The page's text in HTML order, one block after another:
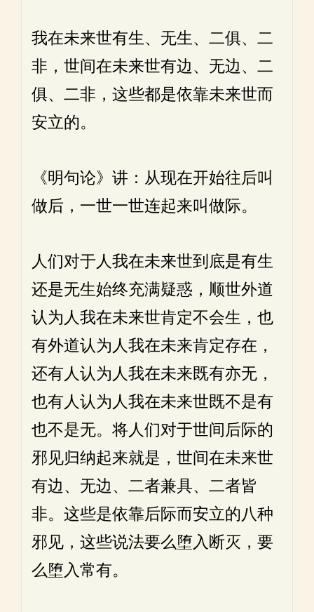
我在未来世有生、无生、二俱、二
非，世间在未来世有边、无边、二
俱、二非，这些都是依靠未来世而
安立的。
《明句论》讲：从现在开始往后叫
做后，一世一世连起来叫做际。
人们对于人我在未来世到底是有生
还是无生始终充满疑惑，顺世外道
认为人我在未来世肯定不会生，也
有外道认为人我在未来肯定存在，
还有人认为人我在未来既有亦无，
也有人认为人我在未来世既不是有
也不是无。将人们对于世间后际的
邪见归纳起来就是，世间在未来世
有边、无边、二者兼具、二者皆
非。这些是依靠后际而安立的八种
邪见，这些说法要么堕入断灭，要
么堕入常有。